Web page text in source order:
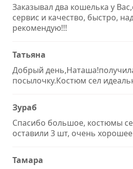
Заказывал два кошелька у
сервис и качество, быстро,
рекомендую!!!
Татьяна
Добрый
посылочку.Костюм сел
Зураб
Спасибо большое, костюмы
оставили 3 шт, очень хорошее
Тамара